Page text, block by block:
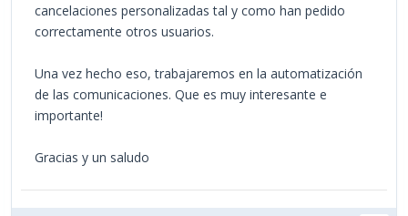
cancelaciones personalizadas tal y como han pedido
correctamente otros usuarios.
Una vez hecho eso, trabajaremos en la automatización
de las comunicaciones. Que es muy interesante e
importante!
Gracias y un saludo